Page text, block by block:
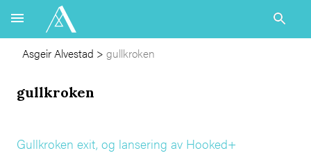
Asgeir Alvestad > gullkroken
gullkroken
Gullkroken exit, og lansering av Hooked+